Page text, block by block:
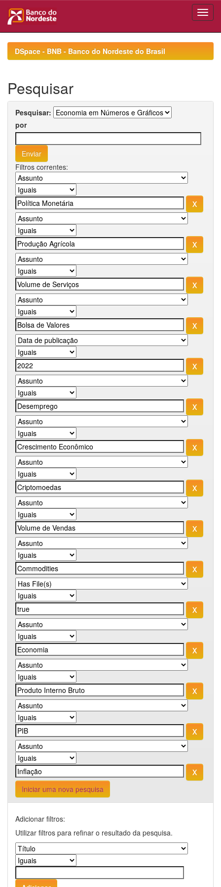
navigationDSpace - BNB - Banco do Nordeste do Brasil
Pesquisar
Pesquisar:
por
Filtros correntes:
Iniciar uma nova pesquisa
Adicionar filtros:
Utilizar filtros para refinar o resultado da pesquisa.